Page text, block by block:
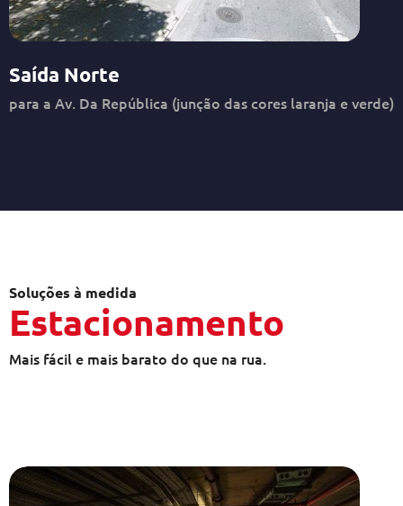
Saída Norte
para a Av. Da República (junção das cores laranja e verde)
Soluções à medida
Estacionamento
Mais fácil e mais barato do que na rua.